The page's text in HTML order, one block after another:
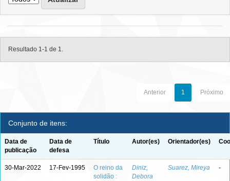
Resultado 1-1 de 1.
Anterior 1 Próximo
Conjunto de itens:
Data de
publicação
Data de
defesa
Título Autor(es) Orientador(es)
30-Mar-2022 17-Fev-1995
O reino da
solidão :
Diniz,
Debora
Suarez, Mireya -